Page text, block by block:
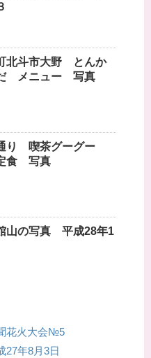
北斗市大野 とんか
メニュー 写真
り 喫茶グーグー
食 写真
山の写真 平成28年1
花火大会№5
年8月3日